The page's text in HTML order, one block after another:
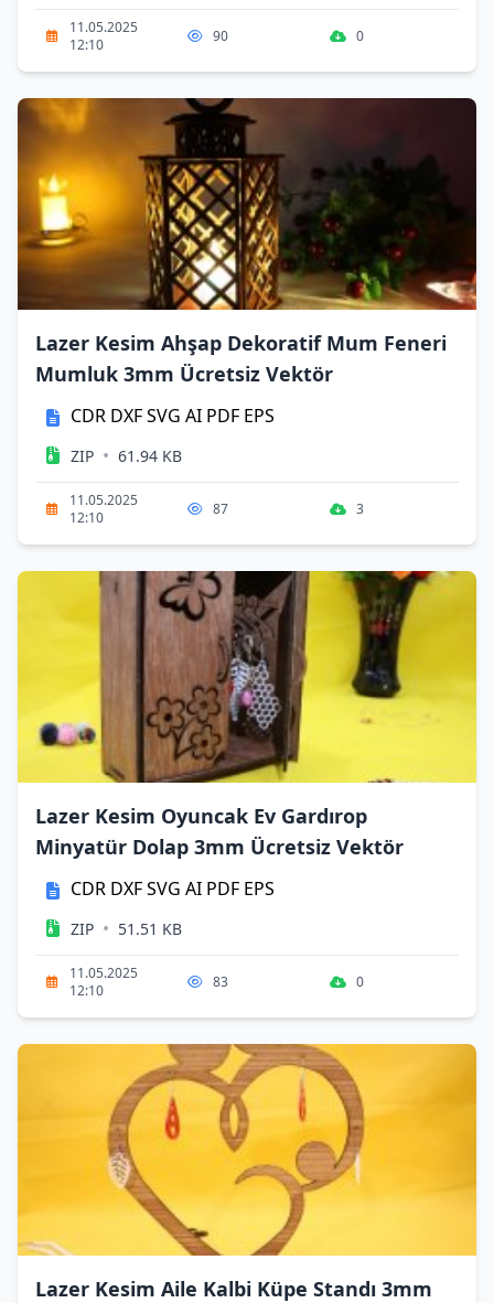
11.05.2025
12:10
90 0
Lazer Kesim Ahşap Dekoratif Mum Feneri
Mumluk 3mm Ücretsiz Vektör
CDR DXFSVG AI PDF EPS
ZIP • 61.94 KB
11.05.2025
12:10
87 3
Lazer Kesim Oyuncak Ev Gardırop
Minyatür Dolap 3mm Ücretsiz Vektör
CDR DXFSVG AI PDF EPS
ZIP • 51.51 KB
11.05.2025
12:10
83 0
Lazer Kesim Aile Kalbi Küpe Standı 3mm